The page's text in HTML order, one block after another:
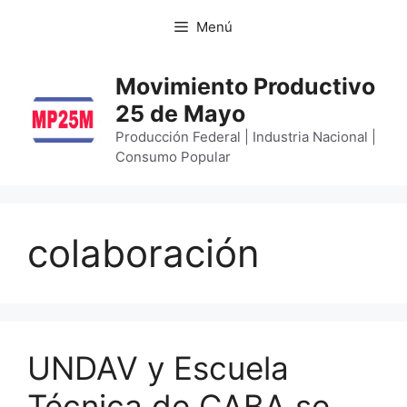
Menú
Movimiento Productivo
25 de Mayo
Producción Federal | Industria Nacional |
Consumo Popular
colaboración
UNDAV y Escuela